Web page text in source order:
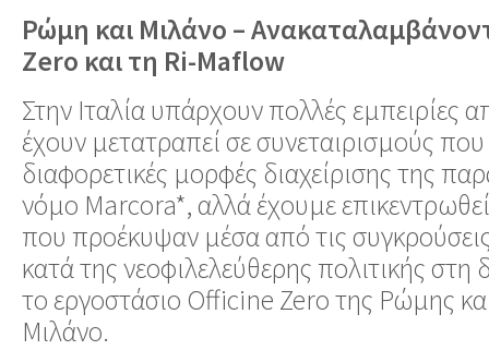
Ρώμη και Μιλάνο –
Zero και τη Ri-Maflow
Στην Ιταλία υπάρχουν πολλές εμπειρίες
έχουν μετατραπεί σε συνεταιρισμούς
διαφορετικές μορφές διαχείρισης της
νόμο Marcora*, αλλά έχουμε
που προέκυψαν μέσα από τις
κατά της νεοφιλελεύθερης πολιτικής στη
το εργοστάσιο Officine Zero της Ρώμης
Μιλάνο.